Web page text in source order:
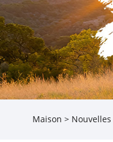
Maison > Nouvelles